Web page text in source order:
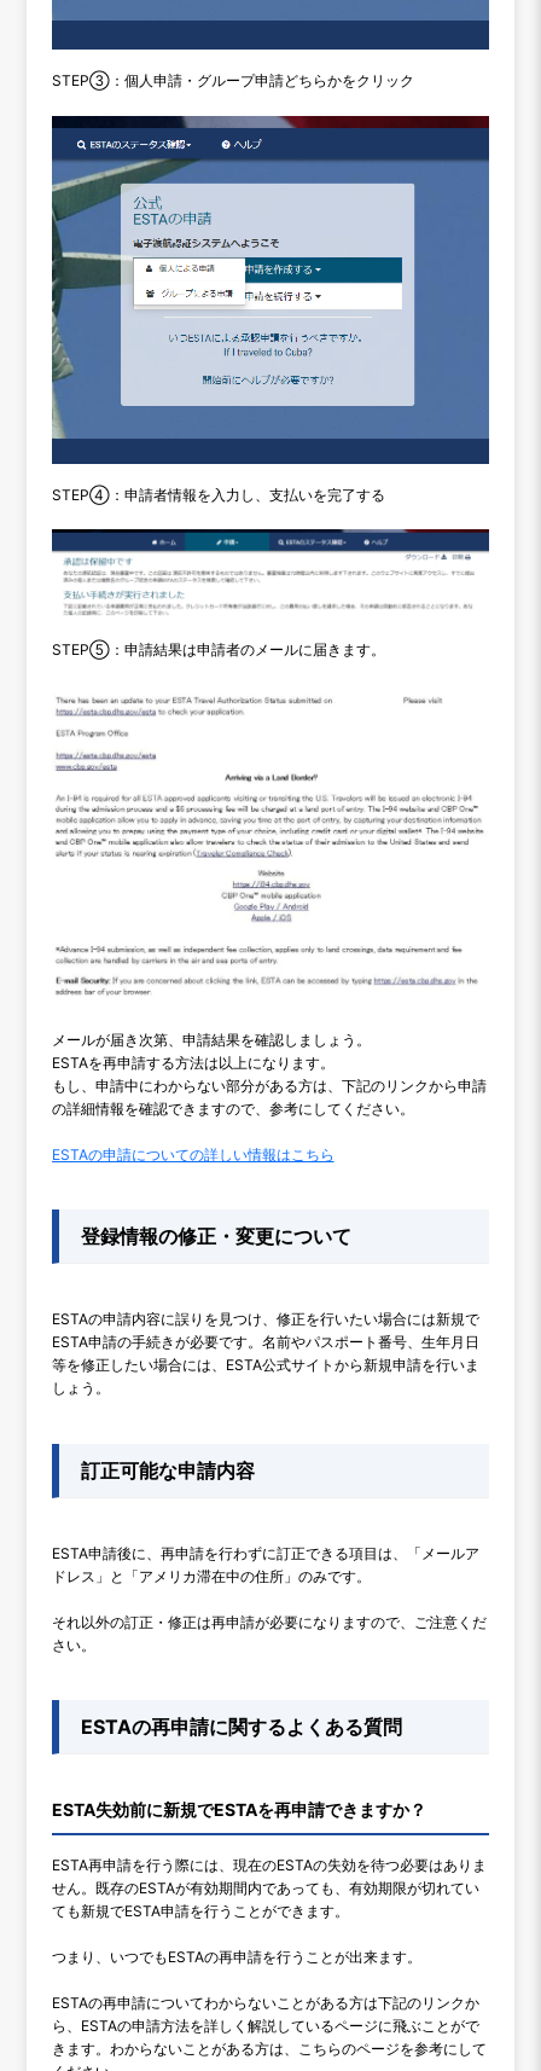
STEP③：個人申請・グループ申請どちらかをクリック
STEP④：申請者情報を入力し、支払いを完了する
STEP⑤：申請結果は申請者のメールに届きます。
メールが届き次第、申請結果を確認しましょう。
ESTAを再申請する方法は以上になります。
もし、申請中にわからない部分がある方は、下記のリンクから申請
の詳細情報を確認できますので、参考にしてください。
ESTAの申請についての詳しい情報はこちら
登録情報の修正・変更について
ESTAの申請内容に誤りを見つけ、修正を行いたい場合には新規で
ESTA申請の手続きが必要です。名前やパスポート番号、生年月日
等を修正したい場合には、ESTA公式サイトから新規申請を行いま
しょう。
訂正可能な申請内容
ESTA申請後に、再申請を行わずに訂正できる項目は、「メールア
ドレス」と「アメリカ滞在中の住所」のみです。
それ以外の訂正・修正は再申請が必要になりますので、ご注意くだ
さい。
ESTAの再申請に関するよくある質問
ESTA失効前に新規でESTAを再申請できますか？
ESTA再申請を行う際には、現在のESTAの失効を待つ必要はありま
せん。既存のESTAが有効期間内であっても、有効期限が切れてい
ても新規でESTA申請を行うことができます。
つまり、いつでもESTAの再申請を行うことが出来ます。
ESTAの再申請についてわからないことがある方は下記のリンクか
ら、ESTAの申請方法を詳しく解説しているページに飛ぶことがで
きます。わからないことがある方は、こちらのページを参考にして